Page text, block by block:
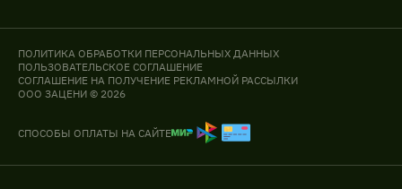
ПОЛИТИКА ОБРАБОТКИ ПЕРСОНАЛЬНЫХ ДАННЫХ
ПОЛЬЗОВАТЕЛЬСКОЕ СОГЛАШЕНИЕ
СОГЛАШЕНИЕ НА ПОЛУЧЕНИЕ РЕКЛАМНОЙ РАССЫЛКИ
ООО ЗАЦЕНИ © 2026
СПОСОБЫ ОПЛАТЫ НА САЙТЕ